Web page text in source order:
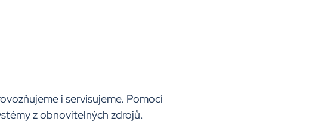
i servisujeme. Pomocí
z obnovitelných zdrojů.